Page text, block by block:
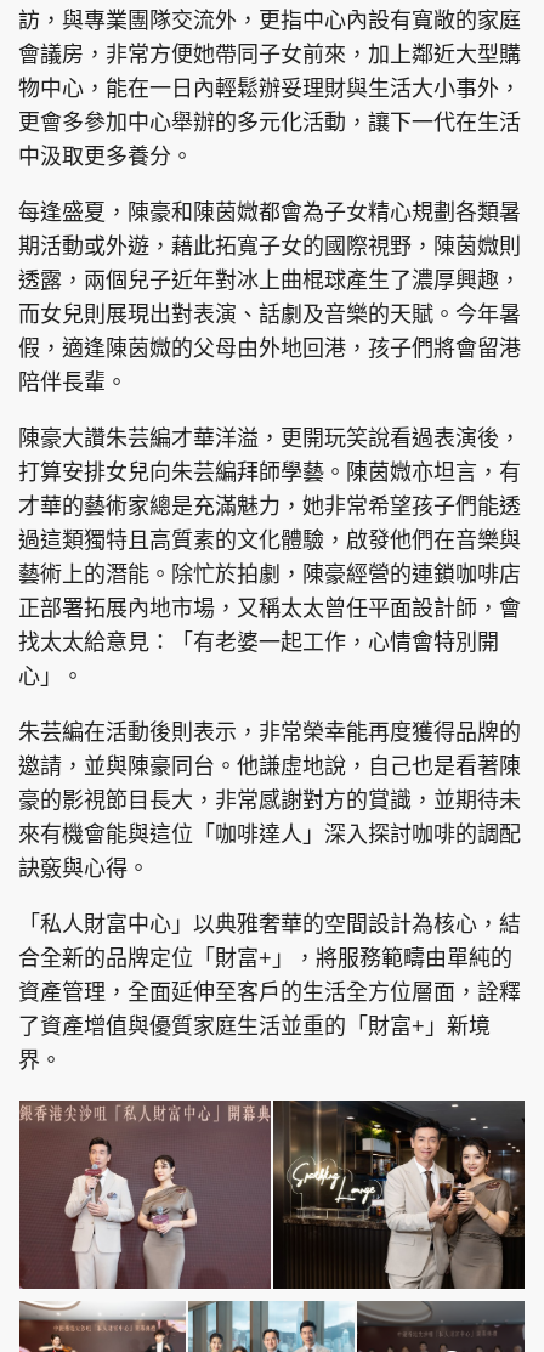
隱私政策聲明
Copyright © 東周網 版權所有 . 不得轉載
©Eastweek.com.hk. All rights reserved.
訪，與專業團隊交流外，更指中心內設有寬敞的家庭
會議房，非常方便她帶同子女前來，加上鄰近大型購
物中心，能在一日內輕鬆辦妥理財與生活大小事外，
更會多參加中心舉辦的多元化活動，讓下一代在生活
中汲取更多養分。
每逢盛夏，陳豪和陳茵媺都會為子女精心規劃各類暑
期活動或外遊，藉此拓寬子女的國際視野，陳茵媺則
透露，兩個兒子近年對冰上曲棍球產生了濃厚興趣，
而女兒則展現出對表演、話劇及音樂的天賦。今年暑
假，適逢陳茵媺的父母由外地回港，孩子們將會留港
陪伴長輩。
陳豪大讚朱芸編才華洋溢，更開玩笑說看過表演後，
打算安排女兒向朱芸編拜師學藝。陳茵媺亦坦言，有
才華的藝術家總是充滿魅力，她非常希望孩子們能透
過這類獨特且高質素的文化體驗，啟發他們在音樂與
藝術上的潛能。除忙於拍劇，陳豪經營的連鎖咖啡店
正部署拓展內地市場，又稱太太曾任平面設計師，會
找太太給意見：「有老婆一起工作，心情會特別開
心」。
朱芸編在活動後則表示，非常榮幸能再度獲得品牌的
邀請，並與陳豪同台。他謙虛地說，自己也是看著陳
豪的影視節目長大，非常感謝對方的賞識，並期待未
來有機會能與這位「咖啡達人」深入探討咖啡的調配
訣竅與心得。
「私人財富中心」以典雅奢華的空間設計為核心，結
合全新的品牌定位「財富+」，將服務範疇由單純的
資產管理，全面延伸至客戶的生活全方位層面，詮釋
了資產增值與優質家庭生活並重的「財富+」新境
界。